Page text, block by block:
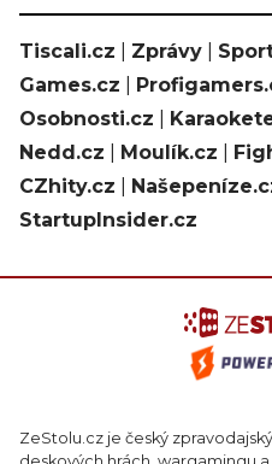
Tiscali.cz Zprávy
Games.cz
Osobnosti.cz
Nedd.cz
Moulík.cz
CZhity.cz
StartupInsider.cz
ZeStolu.cz je český